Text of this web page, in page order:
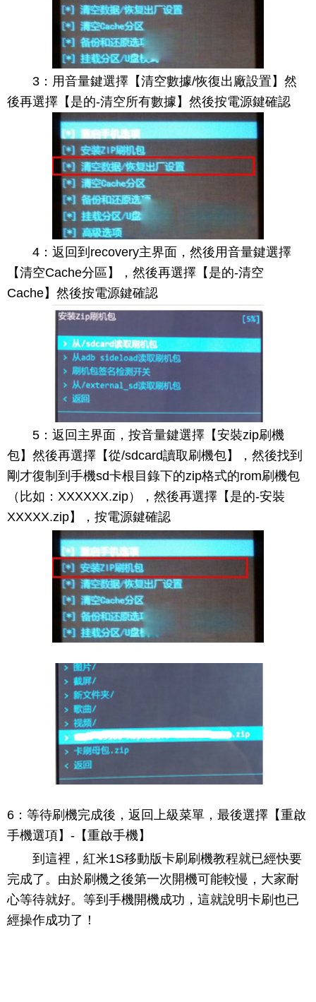
3：用音量鍵選擇【清空數據/恢復出廠設置】然
後再選擇【是的-清空所有數據】然後按電源鍵確認
4：返回到recovery主界面，然後用音量鍵選擇
【清空Cache分區】，然後再選擇【是的-清空
Cache】然後按電源鍵確認
5：返回主界面，按音量鍵選擇【安裝zip刷機
包】然後再選擇【從/sdcard讀取刷機包】，然後找到
剛才復制到手機sd卡根目錄下的zip格式的rom刷機包
（比如：XXXXXX.zip），然後再選擇【是的-安裝
XXXXX.zip】，按電源鍵確認
6：等待刷機完成後，返回上級菜單，最後選擇【重啟
手機選項】-【重啟手機】
到這裡，紅米1S移動版卡刷刷機教程就已經快要
完成了。由於刷機之後第一次開機可能較慢，大家耐
心等待就好。等到手機開機成功，這就說明卡刷也已
經操作成功了！